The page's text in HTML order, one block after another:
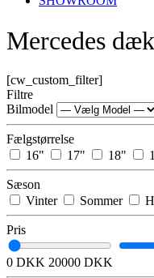
Mercedes
[cw_custom_filter]
Filtre
Bilmodel
Fælgstørrelse
16"
17" 18"
Sæson
Vinter
Sommer
Pris
0 DKK 20000 DKK